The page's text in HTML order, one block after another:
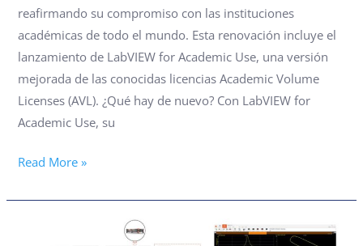
reafirmando su compromiso con las instituciones
académicas de todo el mundo. Esta renovación incluye el
lanzamiento de LabVIEW for Academic Use, una versión
mejorada de las conocidas licencias Academic Volume
Licenses (AVL). ¿Qué hay de nuevo? Con LabVIEW for
Academic Use, su
Read More »